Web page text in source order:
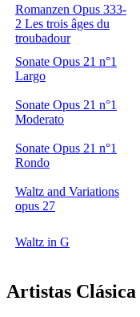
Romanzen Opus 333-
2 Les trois âges du
troubadour
Sonate Opus 21 n°1
Largo
Sonate Opus 21 n°1
Moderato
Sonate Opus 21 n°1
Rondo
Waltz and Variations
opus 27
Waltz in G
Artistas Clásica